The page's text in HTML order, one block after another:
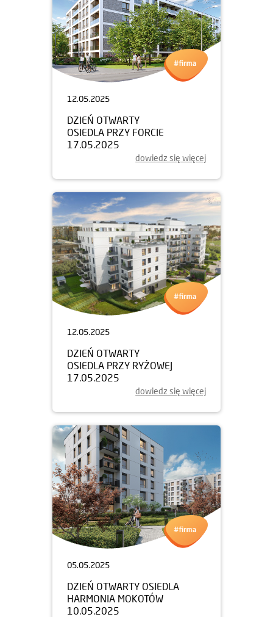
12.05.2025
DZIEŃ OTWARTY
OSIEDLA PRZY FORCIE
17.05.2025
dowiedz się więcej
12.05.2025
DZIEŃ OTWARTY
OSIEDLA PRZY RYŻOWEJ
17.05.2025
dowiedz się więcej
05.05.2025
DZIEŃ OTWARTY OSIEDLA
HARMONIA MOKOTÓW
10.05.2025